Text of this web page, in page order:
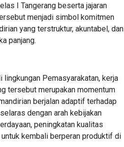
I Tangerang beserta jajaran
menjadi simbol komitmen
yang terstruktur, akuntabel, dan
panjang.
lingkungan Pemasyarakatan, kerja
tersebut merupakan momentum
berjalan adaptif terhadap
dengan arah kebijakan
peningkatan kualitas
kembali berperan produktif di